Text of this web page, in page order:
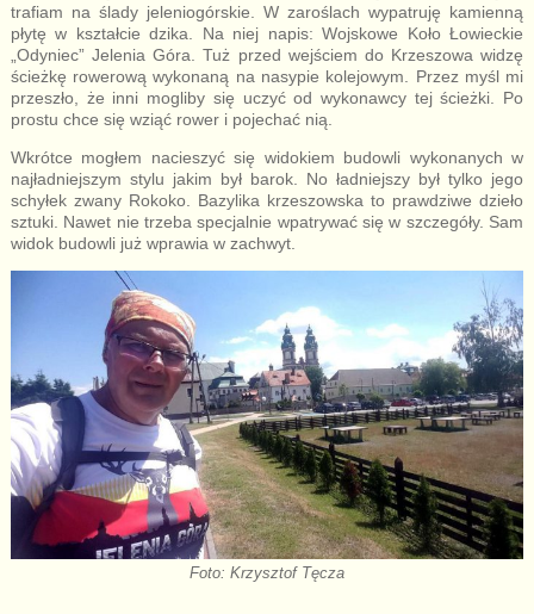
trafiam na ślady jeleniogórskie. W zaroślach wypatruję kamienną
płytę w kształcie dzika. Na niej napis: Wojskowe Koło Łowieckie
„Odyniec” Jelenia Góra. Tuż przed wejściem do Krzeszowa widzę
ścieżkę rowerową wykonaną na nasypie kolejowym. Przez myśl mi
przeszło, że inni mogliby się uczyć od wykonawcy tej ścieżki. Po
prostu chce się wziąć rower i pojechać nią.
Wkrótce mogłem nacieszyć się widokiem budowli wykonanych w
najładniejszym stylu jakim był barok. No ładniejszy był tylko jego
schyłek zwany Rokoko. Bazylika krzeszowska to prawdziwe dzieło
sztuki. Nawet nie trzeba specjalnie wpatrywać się w szczegóły. Sam
widok budowli już wprawia w zachwyt.
Foto: Krzysztof Tęcza